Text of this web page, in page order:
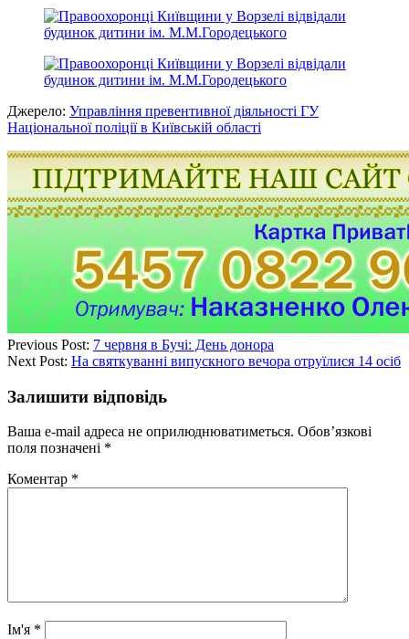
Джерело: Управління превентивної діяльності ГУ
Національної поліції в Київській області
Previous Post: 7 червня в Бучі: День донора
Next Post: На святкуванні випускного вечора отруїлися 14 осіб
Залишити відповідь
Ваша e-mail адреса не оприлюднюватиметься. Обов’язкові
поля позначені *
Коментар *
Ім'я *